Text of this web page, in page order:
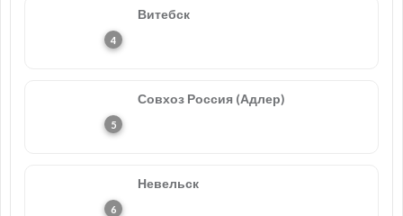
Витебск
Совхоз Россия (Адлер)
Невельск